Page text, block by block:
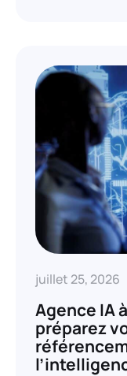
juillet 25, 2026
Agence IA
préparez